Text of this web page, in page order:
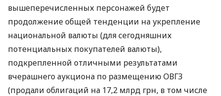
вышеперечисленных персонажей будет
продолжение общей тенденции на укрепление
национальной валюты (для сегодняшних
потенциальных покупателей валюты),
подкрепленной отличными результатами
вчерашнего аукциона по размещениюОВГЗ
(продали облигаций на 17,2 млрд грн, в том числе